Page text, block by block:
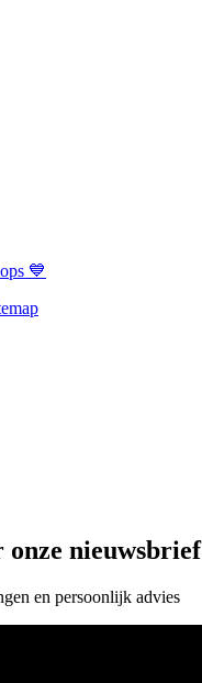
💙
nieuwsbrief
en persoonlijk advies